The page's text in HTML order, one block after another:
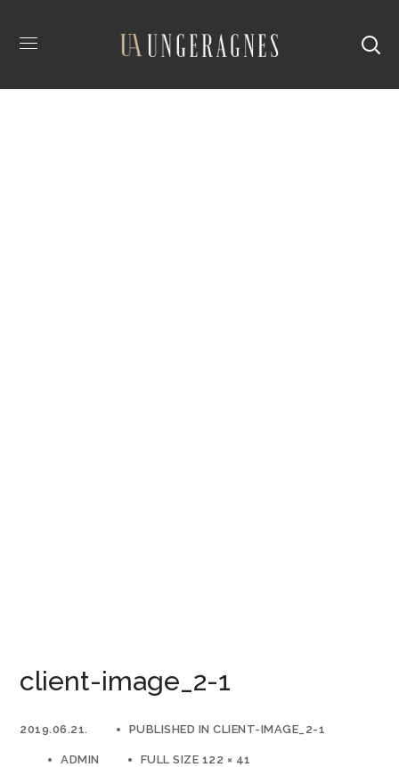
client-image_2-1
2019.06.21. PUBLISHED INCLIENT-IMAGE_2-1
ADMIN FULL SIZE 122 × 41